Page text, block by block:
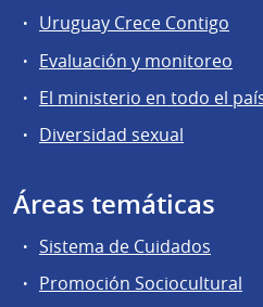
Uruguay Crece Contigo
Evaluación y monitoreo
El ministerio en todo el
Diversidad sexual
Áreas temáticas
Sistema de Cuidados
Promoción Sociocultural